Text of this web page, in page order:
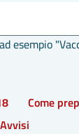
esempio
Come